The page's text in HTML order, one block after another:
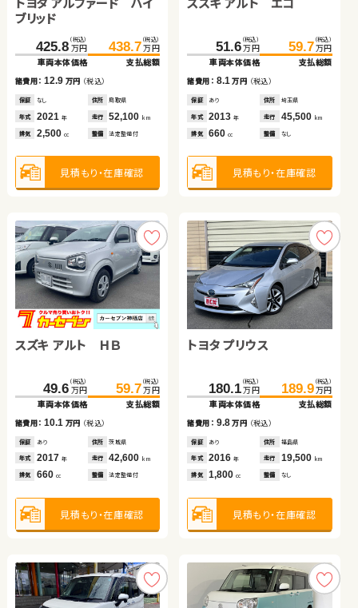
ブリッド
425.8 （税込）
万円
車両本体価格
438.7 （税込）
万円
支払総額
諸費用：12.9 万円 （税込）
保証 なし 住所 鳥取県
年式 2021 年 走行 52,100 km
排気 2,500 cc 整備 法定整備付
見積もり・在庫確認
51.6 （税込）
万円
車両本体価格
59.7 （税込）
万円
支払総額
諸費用： 8.1万円 （税込）
保証 あり 住所 埼玉県
年式 2013年 走行 45,500 km
排気 660cc 整備 なし
見積もり・在庫確認
スズキ アルト ＨＢ
49.6 （税込）
万円
車両本体価格
59.7 （税込）
万円
支払総額
諸費用：10.1 万円 （税込）
保証 あり 住所 茨城県
年式 2017 年 走行 42,600 km
排気 660 cc 整備 法定整備付
見積もり・在庫確認
トヨタ プリウス
180.1 （税込）
万円
車両本体価格
189.9 （税込）
万円
支払総額
諸費用： 9.8万円 （税込）
保証 あり 住所 福島県
年式 2016年 走行 19,500 km
排気 1,800cc 整備 なし
見積もり・在庫確認
170.1 （税込）
万円
車両本体価格
176.7 （税込）
万円
支払総額
諸費用：6.6万円（税込）
保証 あり 住所 埼玉県
年式 2024 年 走行 3,700km
排気 660cc 整備 なし
見積もり・在庫確認
467.8 （税込）
万円
車両本体価格
478.6 （税込）
万円
支払総額
諸費用： 10.8万円（税込）
保証 あり 住所 福島県
年式 2026年 走行 100km
排気 1,500 整備 なし
見積もり・在庫確認
トヨタ ノア
157.3 （税込）
万円
車両本体価格
166.0 （税込）
万円
支払総額
諸費用：8.7万円（税込）
保証 なし 住所 長野県
年式 2015 年 走行 79,100 km
排気 2,000 整備 法定整備付
見積もり・在庫確認
スバル フォレスター ハイ
230.0 （税込）
万円
車両本体価格
239.0 （税込）
万円
支払総額
諸費用： 9.0万円 （税込）
保証 あり 住所 岡山県
年式 2020年 走行 57,600 km
排気 2,000cc 整備 法定整備付
見積もり・在庫確認
トヨタ ヴォクシー
277.0万円
車両本体価格
諸費用：12.3万円 （税込）
保証 あり 住所 埼玉県
排気 2,000cc 整備 法定整備付
トヨタ アルファード
349.0
車両本体価格
362.4 万円
諸費用：13.4万円（税込）
保証 なし 住所 愛知県
年式 2018年 走行 31,800km
見積もり・在庫確認
トヨタ アクア
72.7
車両本体価格
81.9 万円
支払総額
諸費用： 万円（税込）
保証 なし 住所 岡山県
年式 2016年 走行 88,900km
見積もり・在庫確認
トヨタ アクア
141.6
車両本体価格
153.6 万円
諸費用： 万円（税込）
保証 あり 住所 福島県
年式 2021年 走行 34,400km
見積もり・在庫確認